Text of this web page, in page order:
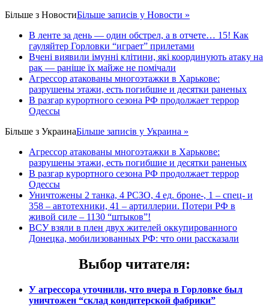
Більше з НовостиБільше записів у Новости »
В ленте за день — один обстрел, а в отчете… 15! Как
гауляйтер Горловки “играет” прилетами
Вчені виявили імунні клітини, які координують атаку на
рак — раніше їх майже не помічали
Агрессор атакованы многоэтажки в Харькове:
разрушены этажи, есть погибшие и десятки раненых
В разгар курортного сезона РФ продолжает террор
Одессы
Більше з УкраинаБільше записів у Украина »
Агрессор атакованы многоэтажки в Харькове:
разрушены этажи, есть погибшие и десятки раненых
В разгар курортного сезона РФ продолжает террор
Одессы
Уничтожены 2 танка, 4 РСЗО, 4 ед. броне-, 1 – спец- и
358 – автотехники, 41 – артиллерии. Потери РФ в
живой силе – 1130 “штыков”!
ВСУ взяли в плен двух жителей оккупированного
Донецка, мобилизованных РФ: что они рассказали
Выбор читателя:
У агрессора уточнили, что вчера в Горловке был
уничтожен “склад кондитерской фабрики”